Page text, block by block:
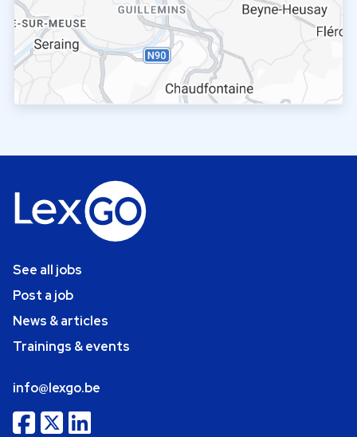
See all jobs
Post a job
News & articles
Trainings & events
info@lexgo.be